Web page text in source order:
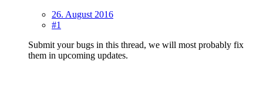
26. August 2016
#1
Submit your bugs in this thread, we will most probably fix
them in upcoming updates.